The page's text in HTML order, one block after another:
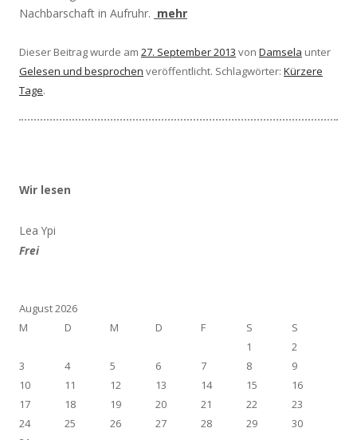
Nachbarschaft in Aufruhr. mehr
Dieser Beitrag wurde am 27. September 2013 von Damsela unter
Gelesen und besprochen veröffentlicht. Schlagwörter: Kürzere
Tage.
Wir lesen
Lea Ypi
Frei
August 2026
M
D M D F S
S
1
2
3
4 5 6 7 8
9
10
11 12 13 14 15
16
17
18 19 20 21 22
23
24
25 26 27 28 29
30